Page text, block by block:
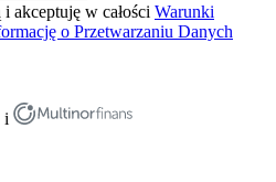
i akceptuję w całości Warunki
o Przetwarzaniu Danych
i